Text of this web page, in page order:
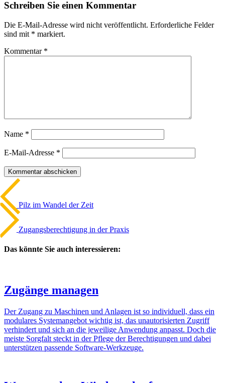
Schreiben Sie einen Kommentar
Die E-Mail-Adresse wird nicht veröffentlicht. Erforderliche Felder
sind mit * markiert.
Kommentar *
Name *
E-Mail-Adresse *
Beitrags-
Navigation
Pilz im Wandel der Zeit
Nächster
Artikel
Zugangs­berechtigung in der Praxis
Das könnte Sie auch interessieren:
Zugänge managen
Der Zugang zu Maschinen und Anlagen ist so indi­vi­duell, dass ein
modu­lares System­an­gebot wichtig ist, das unau­to­ri­sierten Zugriff
verhin­dert und sich an die jewei­lige Anwen­dung anpasst. Doch die
meiste Sorg­falt steckt in der Pflege der Berech­ti­gungen und dabei
unter­stützen passende Soft­ware-Werk­zeuge.